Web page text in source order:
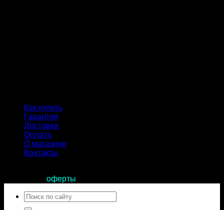
Как купить
Гарантия
Доставка
Оплата
О магазине
Контакты
оферты
Искать: